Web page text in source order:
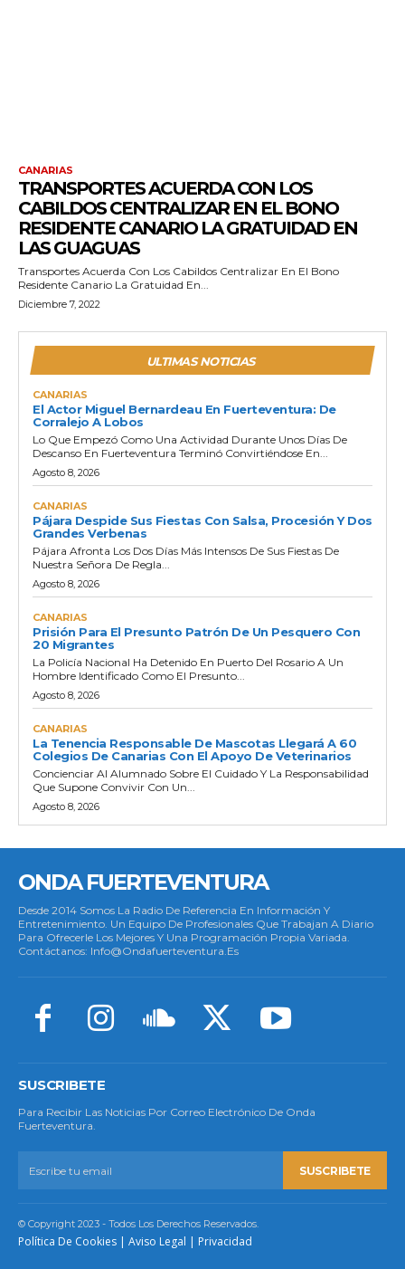
CANARIAS
TRANSPORTES ACUERDA CON LOS
CABILDOS CENTRALIZAR EN EL BONO
RESIDENTE CANARIO LA GRATUIDAD EN
LAS GUAGUAS
Transportes Acuerda Con Los Cabildos Centralizar En El Bono
Residente Canario La Gratuidad En...
Diciembre 7, 2022
ULTIMAS NOTICIAS
CANARIAS
El Actor Miguel Bernardeau En Fuerteventura: De
Corralejo A Lobos
Lo Que Empezó Como Una Actividad Durante Unos Días De
Descanso En Fuerteventura Terminó Convirtiéndose En...
Agosto 8, 2026
CANARIAS
Pájara Despide Sus Fiestas Con Salsa, Procesión Y Dos
Grandes Verbenas
Pájara Afronta Los Dos Días Más Intensos De Sus Fiestas De
Nuestra Señora De Regla...
Agosto 8, 2026
CANARIAS
Prisión Para El Presunto Patrón De Un Pesquero Con
20 Migrantes
La Policía Nacional Ha Detenido En Puerto Del Rosario A Un
Hombre Identificado Como El Presunto...
Agosto 8, 2026
CANARIAS
La Tenencia Responsable De Mascotas Llegará A 60
Colegios De Canarias Con El Apoyo De Veterinarios
Concienciar Al Alumnado Sobre El Cuidado Y La Responsabilidad
Que Supone Convivir Con Un...
Agosto 8, 2026
ONDA FUERTEVENTURA
Desde 2014 Somos La Radio De Referencia En Información Y
Entretenimiento. Un Equipo De Profesionales Que Trabajan A Diario
Para Ofrecerle Los Mejores Y Una Programación Propia Variada.
Contáctanos: Info@ondafuerteventura.es
SUSCRIBETE
Para Recibir Las Noticias Por Correo Electrónico De Onda
Fuerteventura.
SUSCRIBETE
© Copyright 2023 - Todos Los Derechos Reservados.
Política De Cookies | Aviso Legal | Privacidad